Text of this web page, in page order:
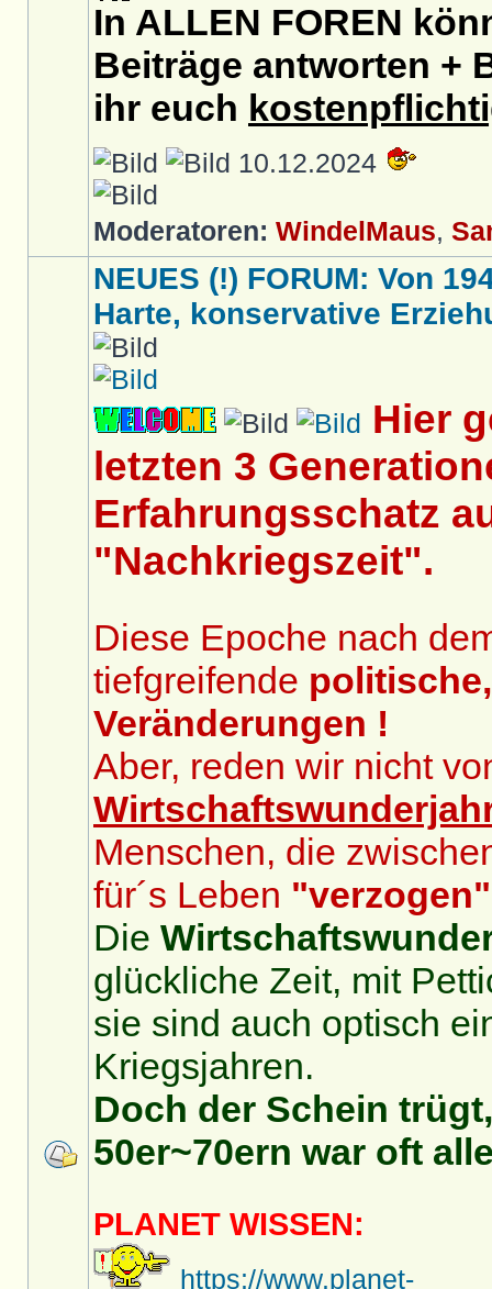
In ALLEN FOREN
Beiträge antworten +
ihr euch
10.12.2024
Moderatoren: WindelMaus,
NEUES (!) FORUM: Von
Harte, konservative
Hier
letzten 3
Erfahrungsschatz
"Nachkriegszeit".
Diese Epoche nach
tiefgreifende
Veränderungen !
Aber, reden wir nicht
Menschen, die
für´s Leben "verzogen"
Die
glückliche Zeit, mit
sie sind auch optisch
Kriegsjahren.
Doch der Schein
50er~70ern war oft
PLANET WISSEN:
https://www.planet-